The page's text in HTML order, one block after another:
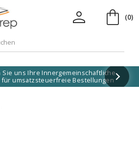
shopping_bag (0)
person
Sie uns Ihre Innergemeinschaftliche
für umsatzsteuerfreie Bestellungen